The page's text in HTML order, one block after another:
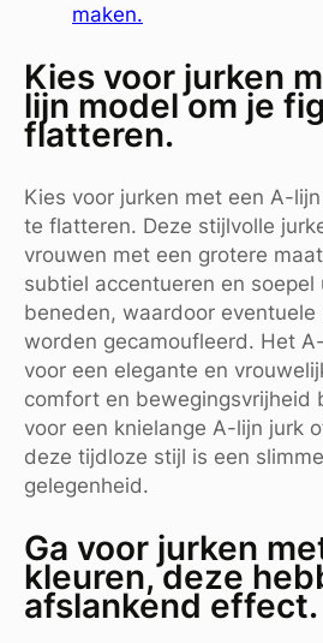
maken.
Kies voor jurken
lijn model om je
flatteren.
Kies voor jurken met een A-
te flatteren. Deze stijlvolle
vrouwen met een grotere
subtiel accentueren en soepel
beneden, waardoor
worden gecamoufleerd. Het
voor een elegante en
comfort en bewegingsvrijheid
voor een knielange A-lijn jurk
deze tijdloze stijl is een
gelegenheid.
Ga voor jurken
kleuren, deze
afslankend effect.